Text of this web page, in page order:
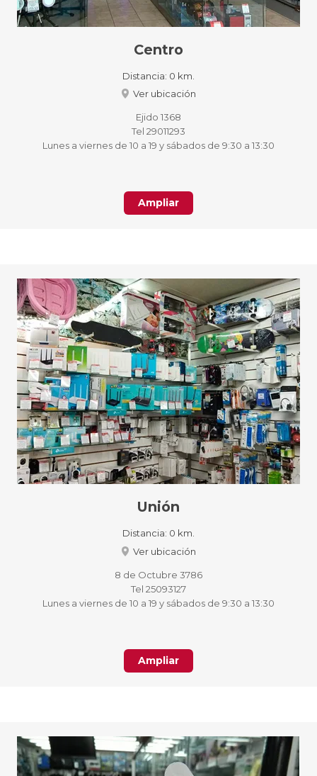
Centro
Distancia: 0 km.
Ver ubicación
Ejido 1368
Tel 29011293
Lunes a viernes de 10 a 19 y sábados de 9:30 a 13:30
Ampliar
Unión
Distancia: 0 km.
Ver ubicación
8 de Octubre 3786
Tel 25093127
Lunes a viernes de 10 a 19 y sábados de 9:30 a 13:30
Ampliar